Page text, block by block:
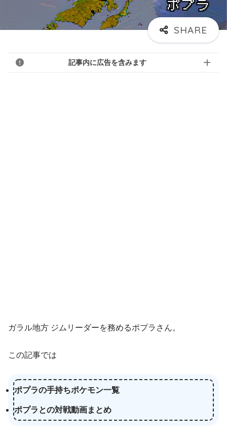
記事内に広告を含みます
ガラル地方 ジムリーダーを務めるポプラさん。
この記事では
ポプラの手持ちポケモン一覧
ポプラとの対戦動画まとめ